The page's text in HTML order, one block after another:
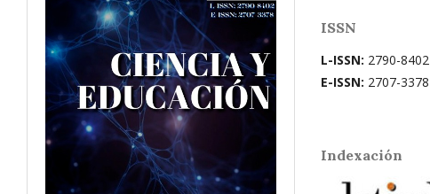
ISSN
L-ISSN: 2790-8402
E-ISSN: 2707-3378
Indexación